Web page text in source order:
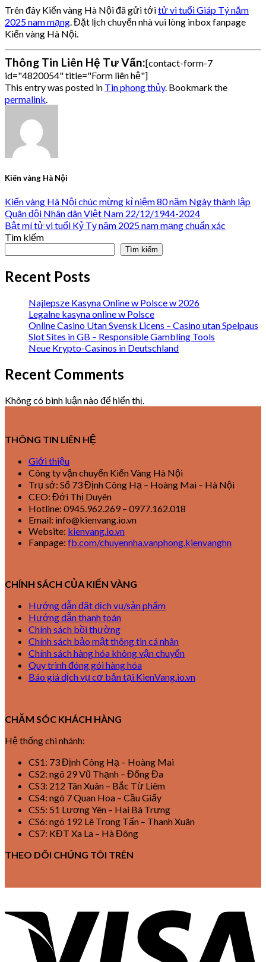
Trên đây Kiến vàng Hà Nội đã gửi tớitử vi tuổi Giáp Tý năm
2025 nam mạng. Đặt lịch chuyển nhà vui lòng inbox fanpage
Kiến vàng Hà Nội.
Thông Tin Liên Hệ Tư Vấn:[contact-form-7
id="4820054" title="Form liên hệ"]
This entry was posted in Tin phong thủy. Bookmark the
permalink.
Kiến vàng Hà Nội
Kiến vàng Hà Nội chúc mừng kỉ niệm 80 năm Ngày thành lập
Quân đội Nhân dân Việt Nam 22/12/1944-2024
Bật mí tử vi tuổi Kỷ Tỵ năm 2025 nam mạng chuẩn xác
Tìm kiếm
Tìm kiếm
Recent Posts
Najlepsze Kasyna Online w Polsce w 2026
Legalne kasyna online w Polsce
Online Casino Utan Svensk Licens – Casino utan Spelpaus
Slot Sites in GB – Responsible Gambling Tools
Neue Krypto-Casinos in Deutschland
Recent Comments
Không có bình luận nào để hiển thị.
THÔNG TIN LIÊN HỆ
Giới thiệu
Công ty vận chuyển Kiến Vàng Hà Nội
Trụ sở: Số 73 Định Công Hạ – Hoàng Mai – Hà Nội
CEO: Đới Thị Duyên
Hotline: 0945.962.269 – 0977.162.018
Email: info@kienvang.io.vn
Website: kienvang.io.vn
Fanpage: fb.com/chuyennha.vanphong.kienvanghn
CHÍNH SÁCH CỦA KIẾN VÀNG
Hướng dẫn đặt dịch vụ/sản phẩm
Hướng dẫn thanh toán
Chính sách bồi thường
Chính sách bảo mật thông tin cá nhân
Chính sách hàng hóa không vận chuyển
Quy trình đóng gói hàng hóa
Báo giá dịch vụ cơ bản tại KienVang.io.vn
CHĂM SÓC KHÁCH HÀNG
Hệ thống chi nhánh:
CS1: 73 Định Công Hạ – Hoàng Mai
CS2: ngõ 29 Vũ Thạnh – Đống Đa
CS3: 212 Tân Xuân – Bắc Từ Liêm
CS4: ngõ 7 Quan Hoa – Cầu Giấy
CS5: 51 Lương Yên – Hai Bà Trưng
CS6: ngõ 192 Lê Trọng Tấn – Thanh Xuân
CS7: KĐT Xa La – Hà Đông
THEO DÕI CHÚNG TÔI TRÊN